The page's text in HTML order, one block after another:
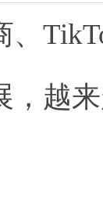
、
，越